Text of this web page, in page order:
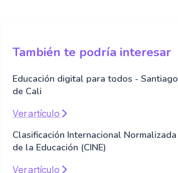
También te podría interesar
Educación digital para todos - Santiago
de Cali
Ver artículo
Clasificación Internacional Normalizada
de la Educación (CINE)
Ver artículo